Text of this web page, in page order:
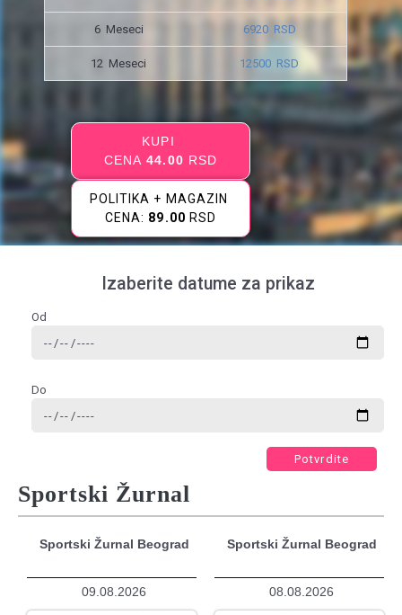
6 Meseci 6920 RSD
12 Meseci 12500 RSD
KUPI
CENA44.00 RSD
POLITIKA + MAGAZIN
CENA: 89.00 RSD
Izaberite datume za prikaz
Od
Do
Potvrdite
Sportski Žurnal
Sportski Žurnal Beograd
09.08.2026
Sportski Žurnal Beograd
08.08.2026